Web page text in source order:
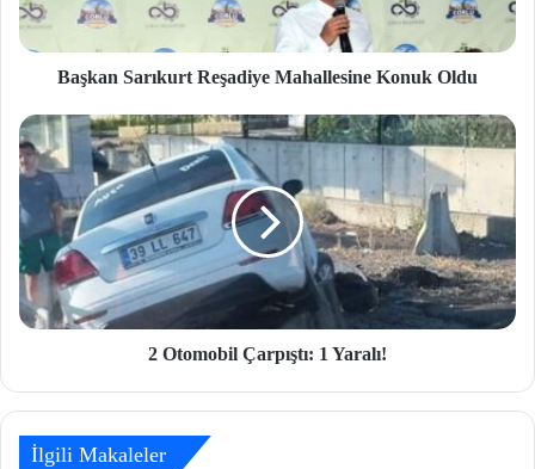
Başkan Sarıkurt Reşadiye Mahallesine Konuk Oldu
2 Otomobil Çarpıştı: 1 Yaralı!
İlgili Makaleler